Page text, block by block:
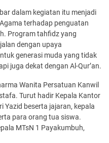
dalam kegiatan itu menjadi
terhadap penguatan
Program tahfidz yang
dengan upa­ya
ge­nerasi muda yang tidak
juga dekat dengan Al-Qur’an.
Wanita Persatuan Kanwil
Turut hadir Kepala Kantor
Yazid beserta jajaran, kepala
para orang tua siswa.
MTsN 1 Payakumbuh,